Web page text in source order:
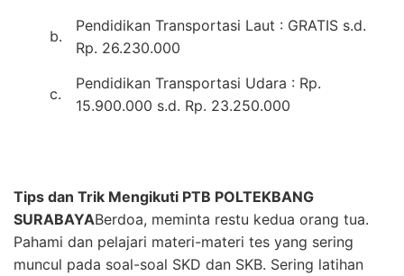
b.
Pendidikan Transportasi Laut : GRATIS s.d.
Rp. 26.230.000
c.
Pendidikan Transportasi Udara : Rp.
15.900.000 s.d. Rp. 23.250.000
Tips dan Trik Mengikuti PTB POLTEKBANG
SURABAYABerdoa, meminta restu kedua orang tua.
Pahami dan pelajari materi-materi tes yang sering
muncul pada soal-soal SKD dan SKB. Sering latihan